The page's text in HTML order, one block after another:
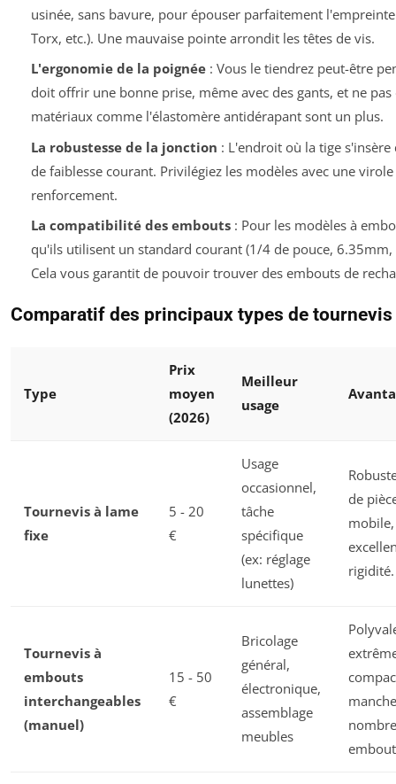
usinée, sans bavure, pour épouser parfaitement
Torx, etc.). Une mauvaise pointe arrondit les têtes de vis.
L'ergonomie de la poignée: Vous le tiendrez peut-être
doit offrir une bonne prise, même avec des gants, et ne pas
matériaux comme l'élastomère antidérapant sont un plus.
La robustesse de la jonction : L'endroit où la tige
de faiblesse courant. Privilégiez les modèles avec une
renforcement.
La compatibilité des embouts: Pour les modèles à
qu'ils utilisent un standard courant (1/4 de pouce, 6.35mm,
Cela vous garantit de pouvoir trouver des embouts de
Comparatif des principaux types de
Type
Prix
moyen
(2026)
Meilleur
usage
Tournevis à lame
fixe
5 - 20
€
Usage
occasionnel,
tâche
spécifique
(ex: réglage
lunettes)
de
mobile,
rigidité.
Tournevis à
embouts
interchangeables
(manuel)
15 - 50
€
Bricolage
général,
électronique,
assemblage
meubles